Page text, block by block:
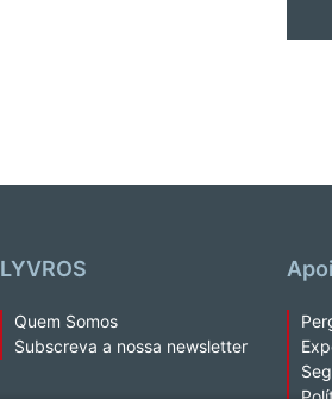
LYVROS
Quem Somos
Subscreva a nossa newsletter